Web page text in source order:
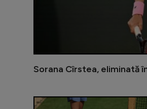
Sorana Cîrstea, eliminată